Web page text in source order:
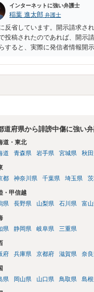
インターネットに強い弁護士
稲葉 進太郎 弁護士
反省しています。開示請求さ
投稿されたのであれば、開示
すると、実際に発信者情報開
トの登録メールに意見照会が
ケースであり、数万円から１
ら減額することを試みることと
道府県から誹謗中傷に強い
道・東北
道
青森県 岩手県 宮城県 秋
都
神奈川県 千葉県 埼玉県
・甲信越
県
長野県 山梨県 石川県 富
県
静岡県 岐阜県 三重県
府
兵庫県 京都府 滋賀県 奈
県
岡山県 山口県 鳥取県 島